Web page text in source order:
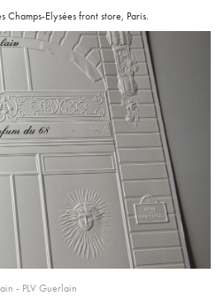
Champs-Elysées front store, Paris.
- PLVGuerlain